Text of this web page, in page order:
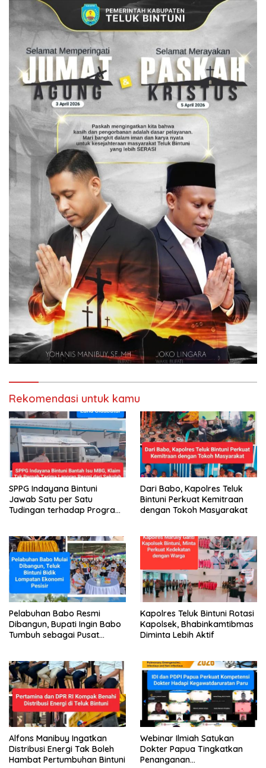
Rekomendasi untuk kamu
SPPG Indayana Bintuni
Jawab Satu per Satu
Tudingan terhadap Program
Dari Babo, Kapolres Teluk
Bintuni Perkuat Kemitraan
dengan Tokoh Masyarakat
Pelabuhan Babo Resmi
Dibangun, Bupati Ingin Babo
Tumbuh sebagai Pusat
Kapolres Teluk Bintuni Rotasi
Kapolsek, Bhabinkamtibmas
Diminta Lebih Aktif
Alfons Manibuy Ingatkan
Distribusi Energi Tak Boleh
Hambat Pertumbuhan Bintuni
Webinar Ilmiah Satukan
Dokter Papua Tingkatkan
Penanganan